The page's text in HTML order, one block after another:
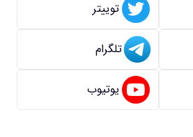
توییتر
تلگرام
یوتیوب